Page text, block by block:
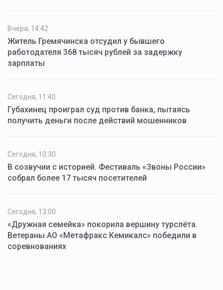
Вчера, 14:42
Житель Гремячинска отсудил у бывшего
работодателя 368 тысяч рублей за задержку
зарплаты
Сегодня, 11:40
Губахинец проиграл суд против банка, пытаясь
получить деньги после действий мошенников
Сегодня, 10:30
В созвучии с историей. Фестиваль «Звоны России»
собрал более 17 тысяч посетителей
Сегодня, 13:00
«Дружная семейка» покорила вершину турслёта.
Ветераны АО «Метафракс Кемикалс» победили в
соревнованиях